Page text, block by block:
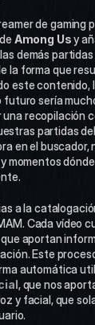
de gaming
Among Us y
demás
la forma que
este contenido,
sería
partidas del
en el buscador,
momentos
a la
Cada vídeo
aportan
Este
, que nos
y facial, que